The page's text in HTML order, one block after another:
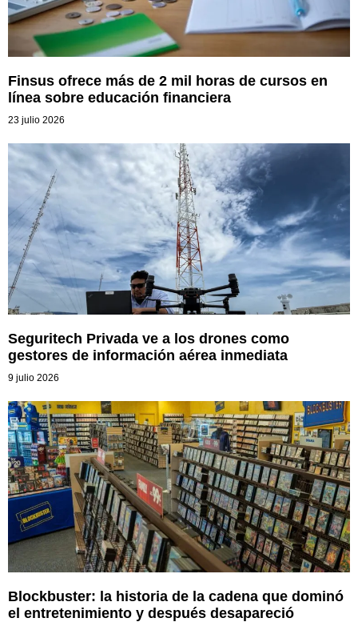
Finsus ofrece más de 2 mil horas de cursos en
línea sobre educación financiera
23 julio 2026
Seguritech Privada ve a los drones como
gestores de información aérea inmediata
9 julio 2026
Blockbuster: la historia de la cadena que dominó
el entretenimiento y después desapareció